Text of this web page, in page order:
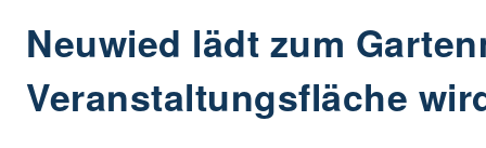
Neuwied lädt zum
Veranstaltungsfläche